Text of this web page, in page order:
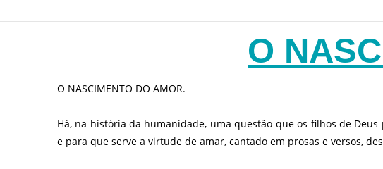
O
O NASCIMENTO DO AMOR.
Há, na história da humanidade, uma questão que os filhos de
e para que serve a virtude de amar, cantado em prosas e versos,